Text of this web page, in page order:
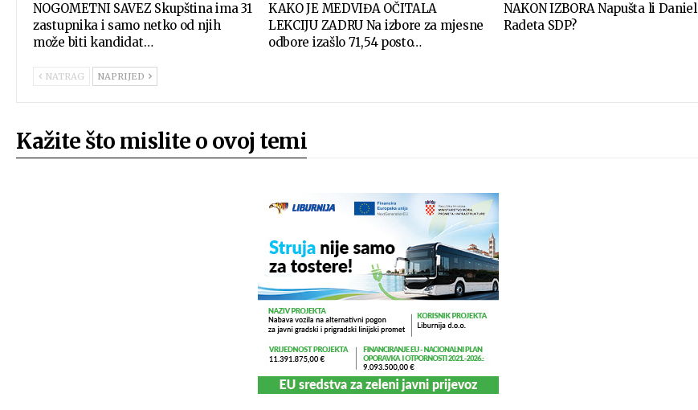
NOGOMETNI SAVEZ Skupština ima 31
zastupnika i samo netko od njih
može biti kandidat…
KAKO JE MEDVIĐA OČITALA
LEKCIJU ZADRU Na izbore za mjesne
odbore izašlo 71,54 posto…
NAKON IZBORA Napušta li Daniel
Radeta SDP?
NATRAG NAPRIJED
Kažite što mislite o ovoj temi